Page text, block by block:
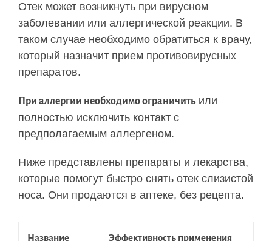
Отек может возникнуть при вирусном
заболевании или аллергической реакции. В
таком случае необходимо обратиться к врачу,
который назначит прием противовирусных
препаратов.
При аллергии необходимо ограничитьили
полностью исключить контакт с
предполагаемым аллергеном.
Ниже представлены препараты и лекарства,
которые помогут быстро снять отек слизистой
носа. Они продаются в аптеке, без рецепта.
Название Эффективность применения